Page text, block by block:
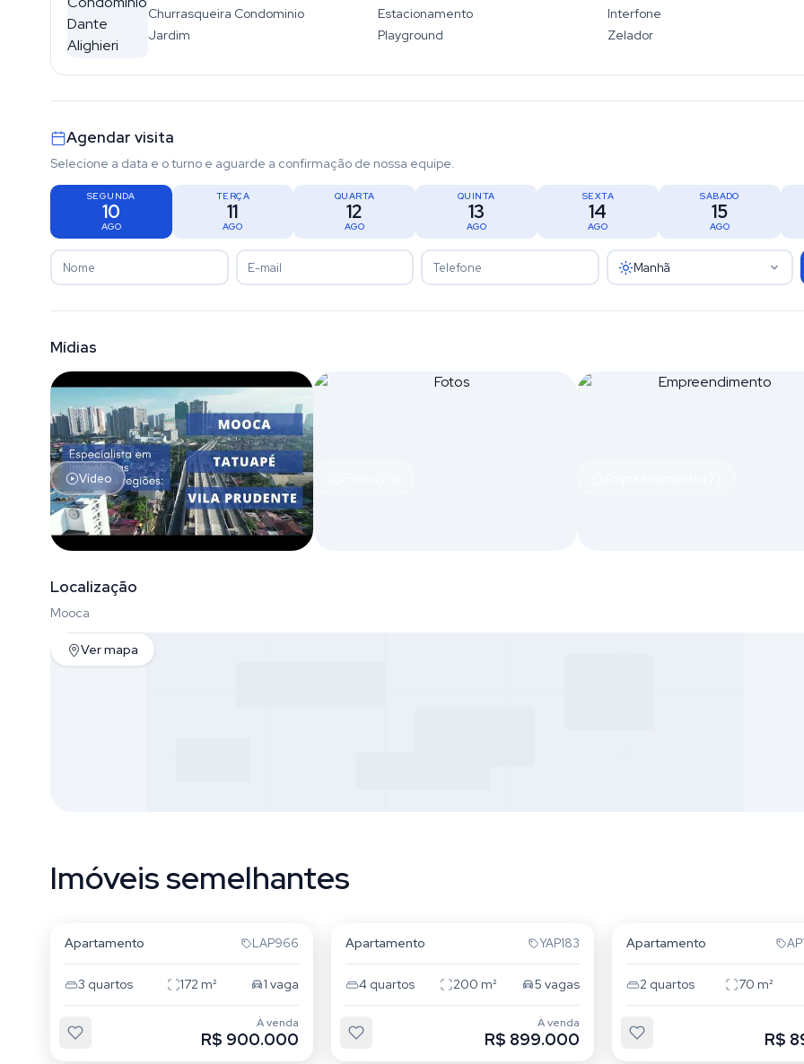
Churrasqueira Condominio
Estacionamento
Interfone
Jardim
Playground Zelador
Agendar visita
Selecione a data e o turno e aguarde a confirmação de nossa equipe.
SEGUNDA
10
AGO
TERÇA
11
AGO
QUARTA
12
AGO
QUINTA
13
AGO
SEXTA
14
AGO
SÁBADO
15
AGO
Manhã
Mídias
Vídeo
Localização
Mooca
Ver mapa
Imóveis semelhantes
Apartamento LAP966
3 quartos 172 m² 1 vaga
À venda
R$ 900.000
Apartamento YAP183
4 quartos 200 m² 5 vagas
À venda
R$ 899.000
Apartamento
2 quartos 70 m²
R$